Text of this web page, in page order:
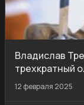
Владислав
трехкратный
12 февраля 2025